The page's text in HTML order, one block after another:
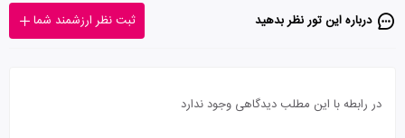
درباره این تور‌ نظر بدهید ثبت نظر ارزشمند شما
در رابطه با این مطلب دیدگاهی وجود ندارد